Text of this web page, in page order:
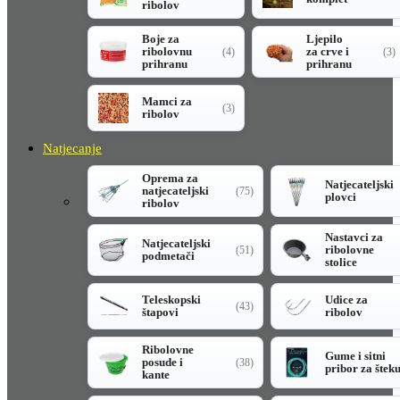
ribolov
Boje za
ribolovnu
prihranu
(4)
Ljepilo
za crve i
prihranu
(3)
Mamci za
ribolov
(3)
Natjecanje
Oprema za
natjecateljski
ribolov
(75)
Natjecateljski
plovci
Natjecateljski
podmetači
(51)
Nastavci za
ribolovne
stolice
Teleskopski
štapovi
(43)
Udice za
ribolov
Ribolovne
posude i
kante
(38)
Gume i sitni
pribor za šteku